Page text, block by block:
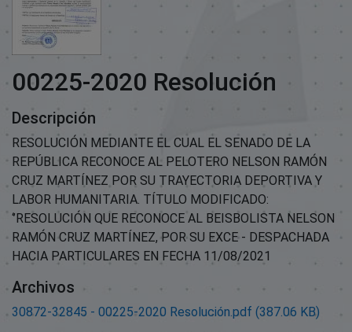
00225-2020 Resolución
Descripción
RESOLUCIÓN MEDIANTE EL CUAL EL SENADO DE LA
REPÚBLICA RECONOCE AL PELOTERO NELSON RAMÓN
CRUZ MARTÍNEZ POR SU TRAYECTORIA DEPORTIVA Y
LABOR HUMANITARIA. TÍTULO MODIFICADO:
‘’RESOLUCIÓN QUE RECONOCE AL BEISBOLISTA NELSON
RAMÓN CRUZ MARTÍNEZ, POR SU EXCE - DESPACHADA
HACIA PARTICULARES EN FECHA 11/08/2021
Archivos
30872-32845 - 00225-2020 Resolución.pdf (387.06 KB)